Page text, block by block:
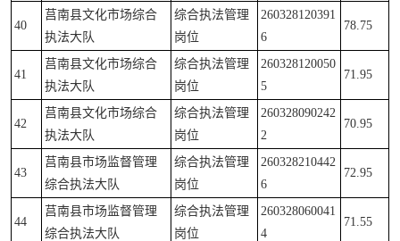
40
莒南县文化市场综合
执法大队
综合执法管理
岗位
260328120391
6
78.75
41
莒南县文化市场综合
执法大队
综合执法管理
岗位
260328120050
5
71.95
42
莒南县文化市场综合
执法大队
综合执法管理
岗位
260328090242
2
70.95
43
莒南县市场监督管理
综合执法大队
综合执法管理
岗位
260328210442
6
72.95
44
莒南县市场监督管理
综合执法大队
综合执法管理
岗位
260328060041
4
71.55